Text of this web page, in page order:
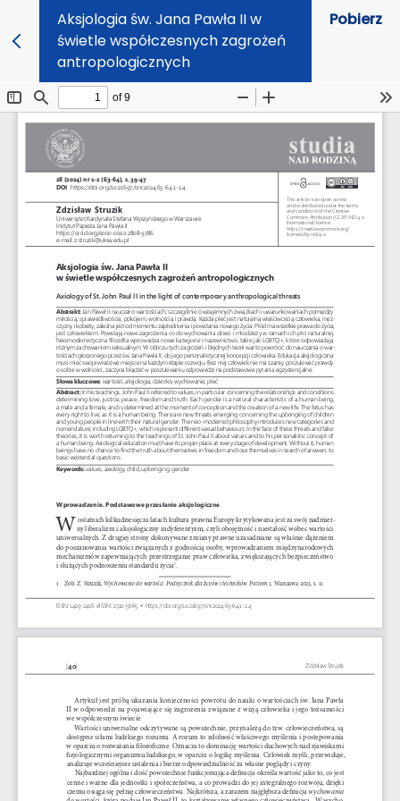
Aksjologia św. Jana Pawła II w
świetle współczesnych zagrożeń
antropologicznych
Pobierz